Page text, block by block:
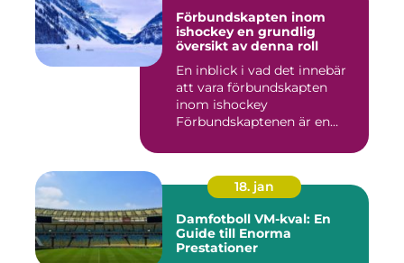
Förbundskapten inom
ishockey en grundlig
översikt av denna roll
En inblick i vad det innebär
att vara förbundskapten
inom ishockey
Förbundskaptenen är en
18. jan
Damfotboll VM-kval: En
Guide till Enorma
Prestationer